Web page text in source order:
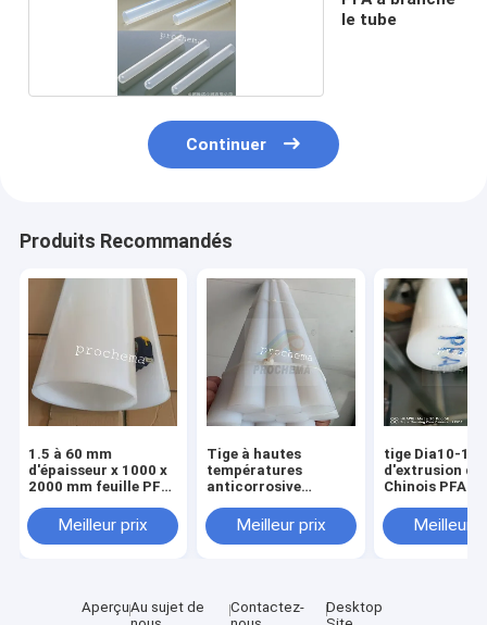
le tube
Continuer
Produits Recommandés
1.5 à 60 mm
d'épaisseur x 1000 x
2000 mm feuille PFA,
PFA
Meilleur prix
Tige à hautes
températures
anticorrosive
Meilleur prix
tige Dia10-
d'extrusion du
Chinois PFA de
Meilleur
AperçuAu sujet de
Contactez-
Desktop